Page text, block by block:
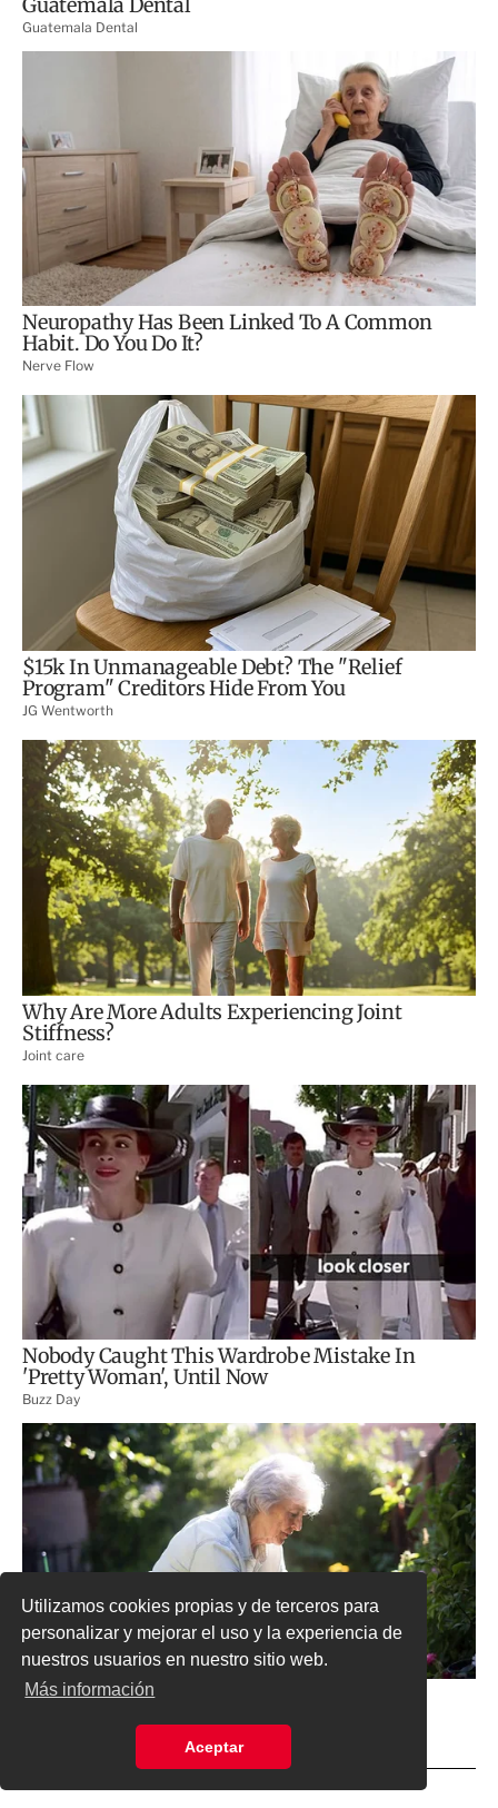
Utilizamos cookies propias y de terceros para
personalizar y mejorar el uso y la experiencia de
nuestros usuarios en nuestro sitio web.
Más información
Aceptar